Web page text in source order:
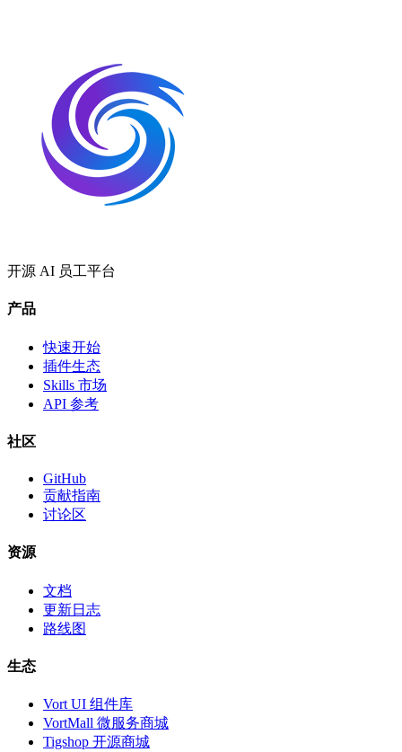
开源 AI 员工平台
产品
快速开始
插件生态
Skills 市场
API 参考
社区
GitHub
贡献指南
讨论区
资源
文档
更新日志
路线图
生态
Vort UI 组件库
VortMall 微服务商城
Tigshop 开源商城